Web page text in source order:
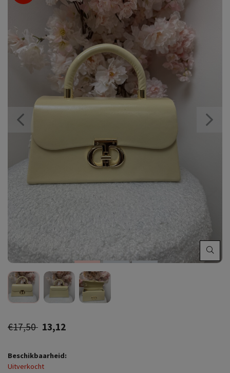
€17,50 13,12
Beschikbaarheid:
Uitverkocht